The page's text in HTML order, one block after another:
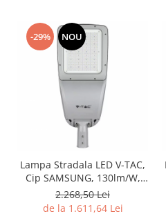
-29% NOU
Lampa Stradala LED V-TAC,
Cip SAMSUNG, 130lm/W,
TYPE III-M LENS, 4000K
2.268,50 Lei
de la 1.611,64 Lei